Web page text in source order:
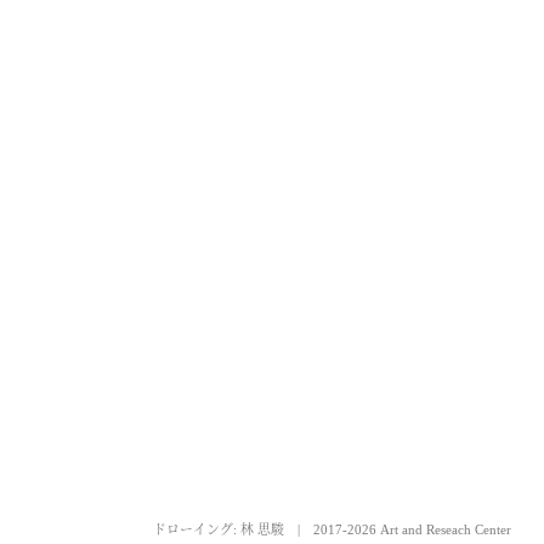
ドローイング: 林 思駿 2017-2026 Art and Reseach Center